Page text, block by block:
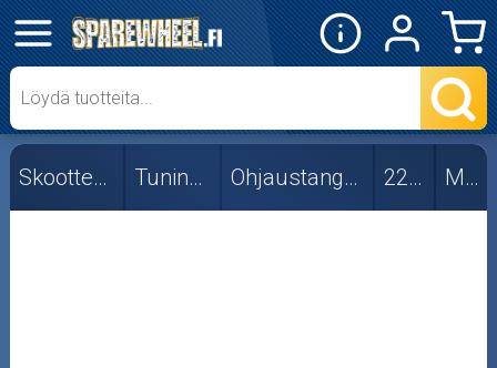
✕
Mopon osat
Skootterin osat
Muut
Skootterin osat Tuning-osat Ohjaustangot ja osat 22mm Muut